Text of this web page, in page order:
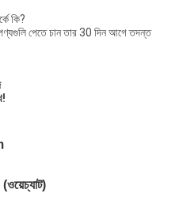
কি?
পেতে চান তার 30 দিন আগে তদন্ত